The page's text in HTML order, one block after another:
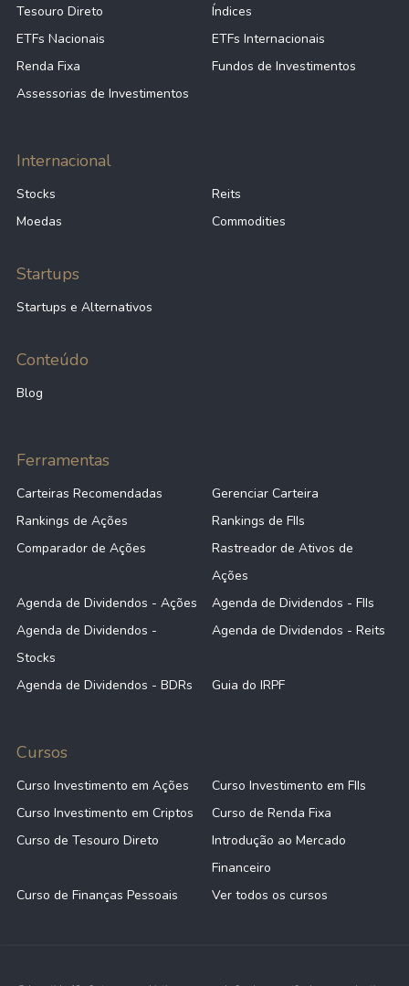
Tesouro Direto
Índices
ETFs Nacionais
ETFs Internacionais
Renda Fixa
Fundos de Investimentos
Assessorias de Investimentos
Internacional
Stocks
Reits
Moedas
Commodities
Startups
Startups e Alternativos
Conteúdo
Blog
Ferramentas
Carteiras Recomendadas
Gerenciar Carteira
Rankings de Ações
Rankings de FIIs
Comparador de Ações
Rastreador de Ativos de
Ações
Agenda de Dividendos - Ações
Agenda de Dividendos - FIIs
Agenda de Dividendos -
Stocks
Agenda de Dividendos - Reits
Agenda de Dividendos - BDRs Guia do IRPF
Cursos
Curso Investimento em Ações
Curso Investimento em FIIs
Curso Investimento em Criptos
Curso de Renda Fixa
Curso de Tesouro Direto
Introdução ao Mercado
Financeiro
Curso de Finanças Pessoais
Ver todos os cursos